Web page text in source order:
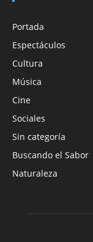
Portada
Espectáculos
Cultura
Música
Cine
Sociales
Sin categoría
Buscando el Sabor
Naturaleza